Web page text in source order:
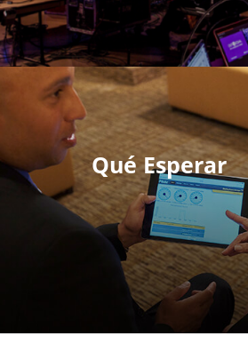
Qué Esperar